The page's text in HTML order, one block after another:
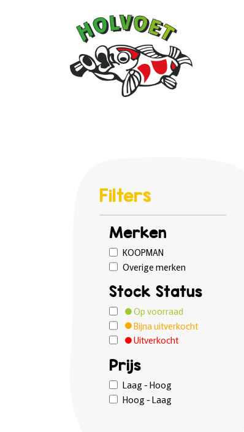
Filters
Merken
KOOPMAN
Overige merken
Stock Status
Op voorraad
Bijna uitverkocht
Uitverkocht
Prijs
Laag - Hoog
Hoog - Laag